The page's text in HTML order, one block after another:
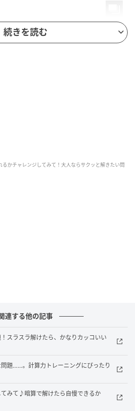
すか？
続きを読む
るかチャレンジしてみて！大人ならサクッと解きたい問
連する他の記事
スラスラ解けたら、かなりカッコいい
題……。計算力トレーニングにぴったり
みて♪暗算で解けたら自慢できるか